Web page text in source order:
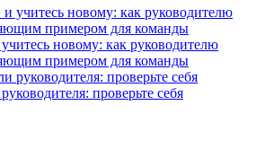
новому: как руководителю
примером для команды
проверьте себя